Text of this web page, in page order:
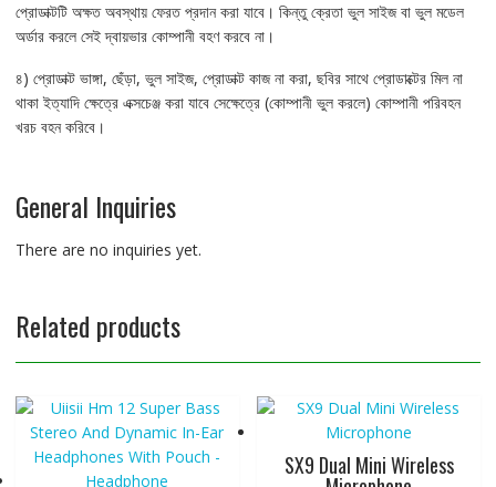
প্রোডাক্টটি অক্ষত অবস্থায় ফেরত প্রদান করা যাবে। কিন্তু ক্রেতা ভুল সাইজ বা ভুল মডেল
অর্ডার করলে সেই দ্বায়ভার কোম্পানী বহণ করবে না।
৪) প্রোডাক্ট ভাঙ্গা, ছেঁড়া, ভুল সাইজ, প্রোডাক্ট কাজ না করা, ছবির সাথে প্রোডাক্টের মিল না
থাকা ইত্যাদি ক্ষেত্রে এক্সচেঞ্জ করা যাবে সেক্ষেত্রে (কোম্পানী ভুল করলে) কোম্পানী পরিবহন
খরচ বহন করিবে।
General Inquiries
There are no inquiries yet.
Related products
SX9 Dual Mini Wireless